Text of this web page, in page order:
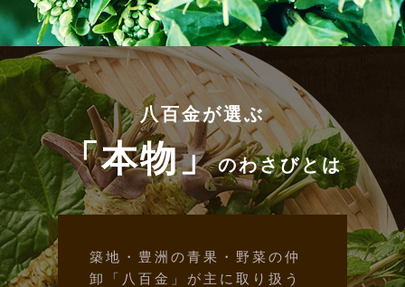
八百金が選ぶ
「本物」のわさびとは
築地・豊洲の青果・野菜の仲
卸「八百金」が主に取り扱う